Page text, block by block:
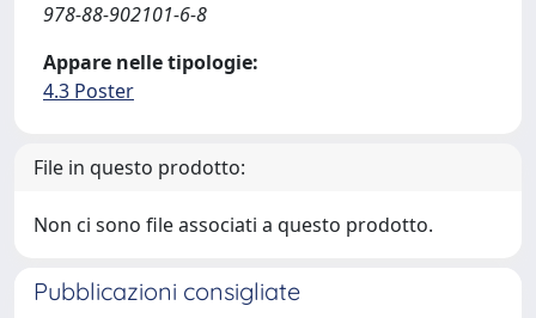
978-88-902101-6-8
Appare nelle tipologie:
4.3 Poster
File in questo prodotto:
Non ci sono file associati a questo prodotto.
Pubblicazioni consigliate